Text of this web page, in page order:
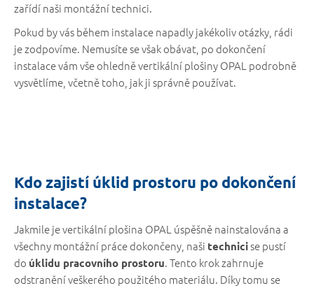
zařídí naši montážní technici.
Pokud by vás během instalace napadly jakékoliv otázky, rádi
je zodpovíme. Nemusíte se však obávat, po dokončení
instalace vám vše ohledně vertikální plošiny OPAL podrobně
vysvětlíme, včetně toho, jak ji správně používat.
Kdo zajistí úklid prostoru po dokončení
instalace?
Jakmile je vertikální plošina OPAL úspěšně nainstalována a
všechny montážní práce dokončeny, naši technicise pustí
do úklidu pracovního prostoru. Tento krok zahrnuje
odstranění veškerého použitého materiálu. Díky tomu se